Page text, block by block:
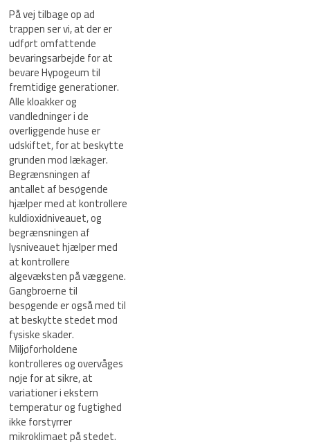
På vej tilbage op ad
trappen ser vi, at der er
udført omfattende
bevaringsarbejde for at
bevare Hypogeum til
fremtidige generationer.
Alle kloakker og
vandledninger i de
overliggende huse er
udskiftet, for at beskytte
grunden mod lækager.
Begrænsningen af
antallet af besøgende
hjælper med at kontrollere
kuldioxidniveauet, og
begrænsningen af
lysniveauet hjælper med
at kontrollere
algevæksten på væggene.
Gangbroerne til
besøgende er også med til
at beskytte stedet mod
fysiske skader.
Miljøforholdene
kontrolleres og overvåges
nøje for at sikre, at
variationer i ekstern
temperatur og fugtighed
ikke forstyrrer
mikroklimaet på stedet.